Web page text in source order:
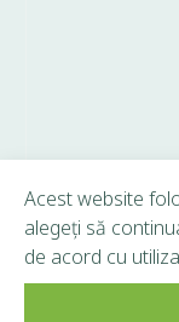
Acest website
alegeți să
de acord cu